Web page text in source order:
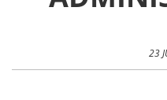
23